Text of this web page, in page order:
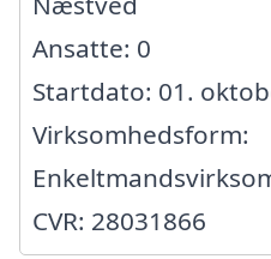
Ansatte: 0
Startdato: 01.
Virksomhedsform:
CVR: 28031866